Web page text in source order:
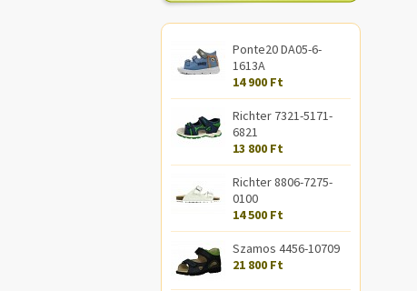
Ponte20 DA05-6-
1613A
14 900 Ft
Richter 7321-5171-
6821
13 800 Ft
Richter 8806-7275-
0100
14 500 Ft
Szamos 4456-10709
21 800 Ft